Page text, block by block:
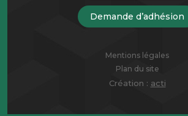
Demande d’adhésion
Mentions légales
Plan du site
Création : acti